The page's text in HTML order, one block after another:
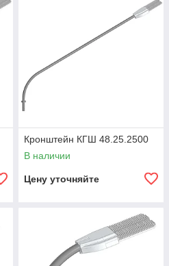
Кронштейн КГШ 48.25.2500
В наличии
Цену уточняйте